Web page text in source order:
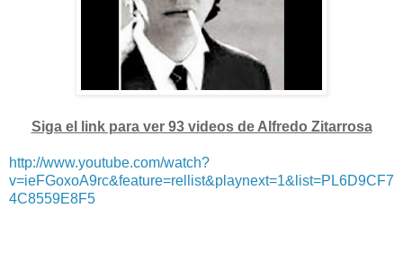
Siga el link para ver 93 videos de Alfredo Zitarrosa
http://www.youtube.com/watch?
v=ieFGoxoA9rc&feature=rellist&playnext=1&list=PL6D9CF7
4C8559E8F5